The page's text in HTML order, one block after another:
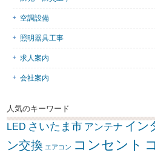
空調設備
照明器具工事
求人案内
会社案内
人気のキーワード
LED さいたま市 アンテナ イン
ン交換 エアコン コンセント